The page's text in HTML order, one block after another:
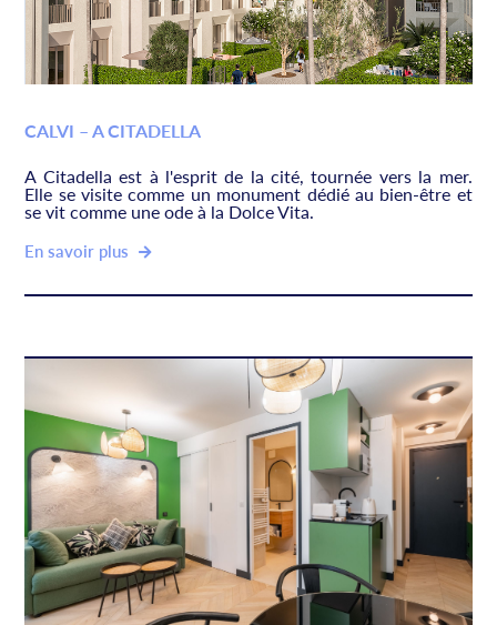
CALVI – A CITADELLA
A Citadella est à l'esprit de la cité, tournée vers la mer.
Elle se visite comme un monument dédié au bien-être et
se vit comme une ode à la Dolce Vita.
En savoir plus